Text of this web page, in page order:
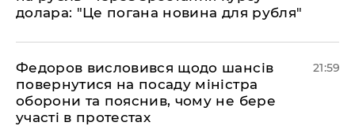
долара: "Це погана новина для рубля"
​Федоров висловився щодо шансів
повернутися на посаду міністра
оборони та пояснив, чому не бере
участі в протестах
21:59